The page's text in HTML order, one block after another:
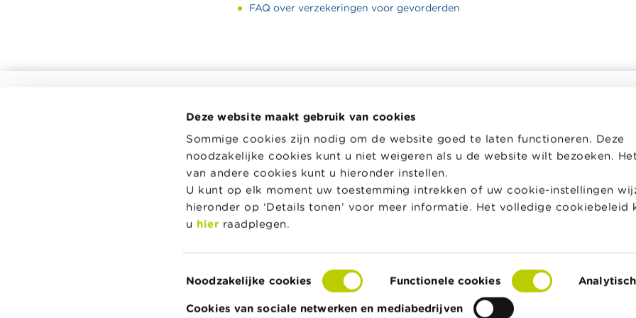
Deze website maakt gebruik van cookies
Sommige cookies zijn nodig om de website goed te laten functioneren. Deze
noodzakelijke cookies kunt u niet weigeren als u de website wilt bezoeken.
van andere cookies kunt u hieronder instellen.
U kunt op elk moment uw toestemming intrekken of uw cookie-instellingen
hieronder op ‘Details tonen’ voor meer informatie. Het volledige cookiebeleid
u hier raadplegen.
Noodzakelijke cookies Functionele cookies
Cookies van sociale netwerken en mediabedrijven
FAQ over verzekeringen voor gevorderden
Budget, betalen, lenen en verzekeren
Pensioen en pensioenvoorbereiding
Woning en hypothecaire lening
Wikifin.be helpt je bij financiële
beslissingen. Ze stelt gratis betrouwbare
en handige informatie ter beschikking,
onafhankelijk van private financiële
spelers.
Lees meer over Wikifin
pedagogisch lesmateriaal en
aan leerkrachten om hen te
Naar Wikifin School
© FSMA